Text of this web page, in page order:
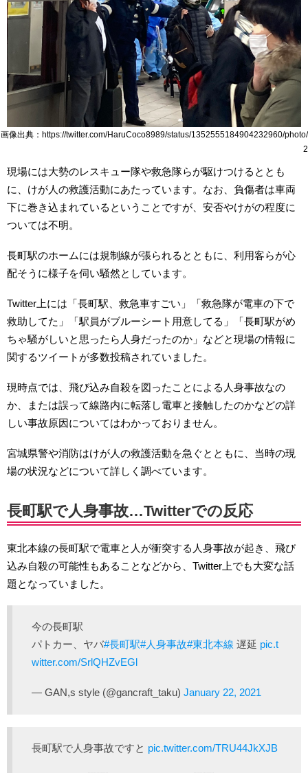
画像出典：https://twitter.com/HaruCoco8989/status/1352555184904232960/photo/
2
現場には大勢のレスキュー隊や救急隊らが駆けつけるととも
に、けが人の救護活動にあたっています。なお、負傷者は車両
下に巻き込まれているということですが、安否やけがの程度に
ついては不明。
長町駅のホームには規制線が張られるとともに、利用客らが心
配そうに様子を伺い騒然としています。
Twitter上には「長町駅、救急車すごい」「救急隊が電車の下で
救助してた」「駅員がブルーシート用意してる」「長町駅がめ
ちゃ騒がしいと思ったら人身だったのか」などと現場の情報に
関するツイートが多数投稿されていました。
現時点では、飛び込み自殺を図ったことによる人身事故なの
か、または誤って線路内に転落し電車と接触したのかなどの詳
しい事故原因についてはわかっておりません。
宮城県警や消防はけが人の救護活動を急ぐとともに、当時の現
場の状況などについて詳しく調べています。
長町駅で人身事故…Twitterでの反応
東北本線の長町駅で電車と人が衝突する人身事故が起き、飛び
込み自殺の可能性もあることなどから、Twitter上でも大変な話
題となっていました。
今の長町駅
パトカー、ヤバ#長町駅#人身事故#東北本線 遅延 pic.t
witter.com/SrlQHZvEGl
— GAN,s style (@gancraft_taku) January 22, 2021
長町駅で人身事故ですと pic.twitter.com/TRU44JkXJB